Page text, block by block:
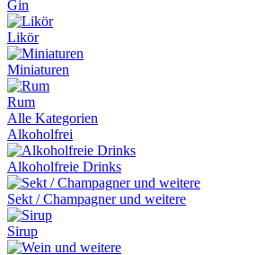
Gin
Likör
Miniaturen
Rum
Alle Kategorien
Alkoholfrei
Alkoholfreie Drinks
Sekt / Champagner und weitere
Sirup